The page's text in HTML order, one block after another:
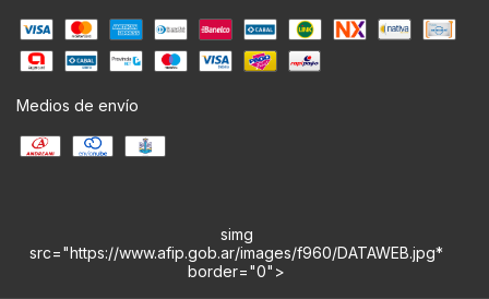
Medios de envío
simg
src="https://www.afip.gob.ar/images/f960/DATAWEB.jpg*
border="0">